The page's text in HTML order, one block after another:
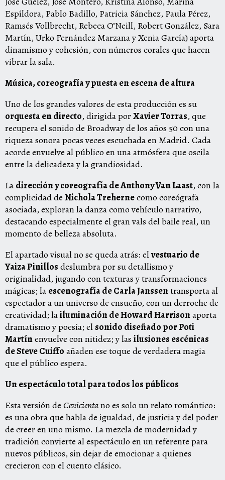
Espíldora, Pablo Badillo, Patricia Sánchez, Paula Pérez,
Ramsés Vollbrecht, Rebeca O’Neill, Robert González, Sara
Martín, Urko Fernández Marzana y Xenia García) aporta
dinamismo y cohesión, con números corales que hacen
vibrar la sala.
Música, coreografía y puesta en escena de altura
Uno de los grandes valores de esta producción es su
orquesta en directo, dirigida porXavier Torras, que
recupera el sonido de Broadway de los años 50 con una
riqueza sonora pocas veces escuchada en Madrid. Cada
acorde envuelve al público en una atmósfera que oscila
entre la delicadeza y la grandiosidad.
La dirección y coreografía de Anthony Van Laast, con la
complicidad de Nichola Trehernecomo coreógrafa
asociada, exploran la danza como vehículo narrativo,
destacando especialmente el gran vals del baile real, un
momento de belleza absoluta.
El apartado visual no se queda atrás: elvestuario de
Yaiza Pinillos deslumbra por su detallismo y
originalidad, jugando con texturas y transformaciones
mágicas; la escenografía de Carla Janssentransporta al
espectador a un universo de ensueño, con un derroche de
creatividad; lailuminación de Howard Harrisonaporta
dramatismo y poesía; el sonido diseñado por Poti
Martínenvuelve con nitidez; y las ilusiones escénicas
de Steve Cuiffo añaden ese toque de verdadera magia
que el público espera.
Un espectáculo total para todos los públicos
Esta versión de Cenicientano es solo un relato romántico:
es una obra que habla de igualdad, de justicia y del poder
de creer en uno mismo. La mezcla de modernidad y
tradición convierte al espectáculo en un referente para
nuevos públicos, sin dejar de emocionar a quienes
crecieron con el cuento clásico.